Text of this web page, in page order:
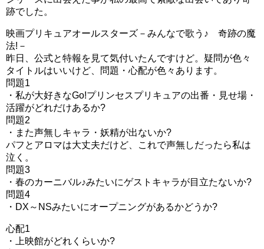
跡でした。
映画プリキュアオールスターズ－みんなで歌う♪ 奇跡の魔
法!－
昨日、公式と特報を見て気付いたんですけど。疑問が色々
タイトルはいいけど、問題・心配が色々あります。
問題1
・私が大好きなGo!プリンセスプリキュアの出番・見せ場・
活躍がどれだけあるか?
問題2
・また声無しキャラ・妖精が出ないか?
パフとアロマは大丈夫だけど、これで声無しだったら私は
泣く。
問題3
・春のカーニバル♪みたいにゲストキャラが目立たないか?
問題4
・DX～NSみたいにオープニングがあるかどうか?
心配1
・上映館がどれくらいか?